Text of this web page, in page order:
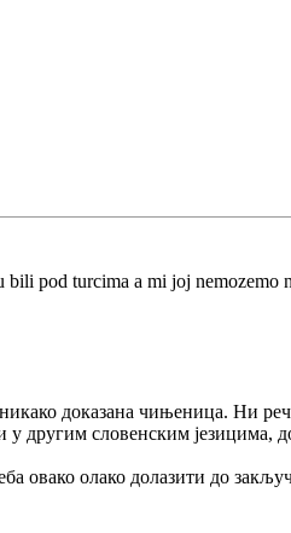
pod turcima a mi joj nemozemo
доказана чињеница. Ни
словенским језицима,
овако олако долазити до